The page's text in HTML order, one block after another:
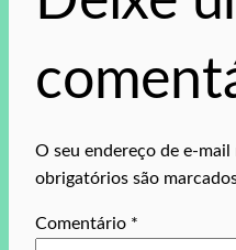
O seu endereço de e-
obrigatórios são
Comentário *